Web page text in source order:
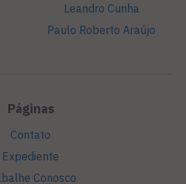
Leandro Cunha
Paulo Roberto Araújo
Páginas
Contato
Expediente
Conosco